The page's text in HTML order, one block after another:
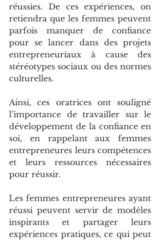
réussies. De ces expériences, on
retiendra que les femmes peuvent
parfois manquer de confiance
pour se lancer dans des projets
entrepreneuriaux à cause des
stéréotypes sociaux ou des normes
culturelles.
Ainsi, ces oratrices ont souligné
l’importance de travailler sur le
développement de la confiance en
soi, en rappelant aux femmes
entrepreneures leurs compétences
et leurs ressources nécessaires
pour réussir.
Les femmes entrepreneures ayant
réussi peuvent servir de modèles
inspirants et partager leurs
expériences pratiques, ce qui peut